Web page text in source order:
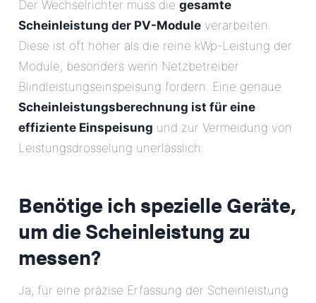
Der Wechselrichter muss die gesamte
Scheinleistung der PV-Module verarbeiten.
Diese ist oft höher als die reine kWp-Leistung der
Module, besonders wenn Netzbetreiber
Blindleistungseinspeisung fordern. Eine genaue
Scheinleistungsberechnung ist für eine
effiziente Einspeisung und zur Vermeidung von
Leistungsdrosselung unerlässlich.
Benötige ich spezielle Geräte,
um die Scheinleistung zu
messen?
Ja, für eine präzise Erfassung der Scheinleistung